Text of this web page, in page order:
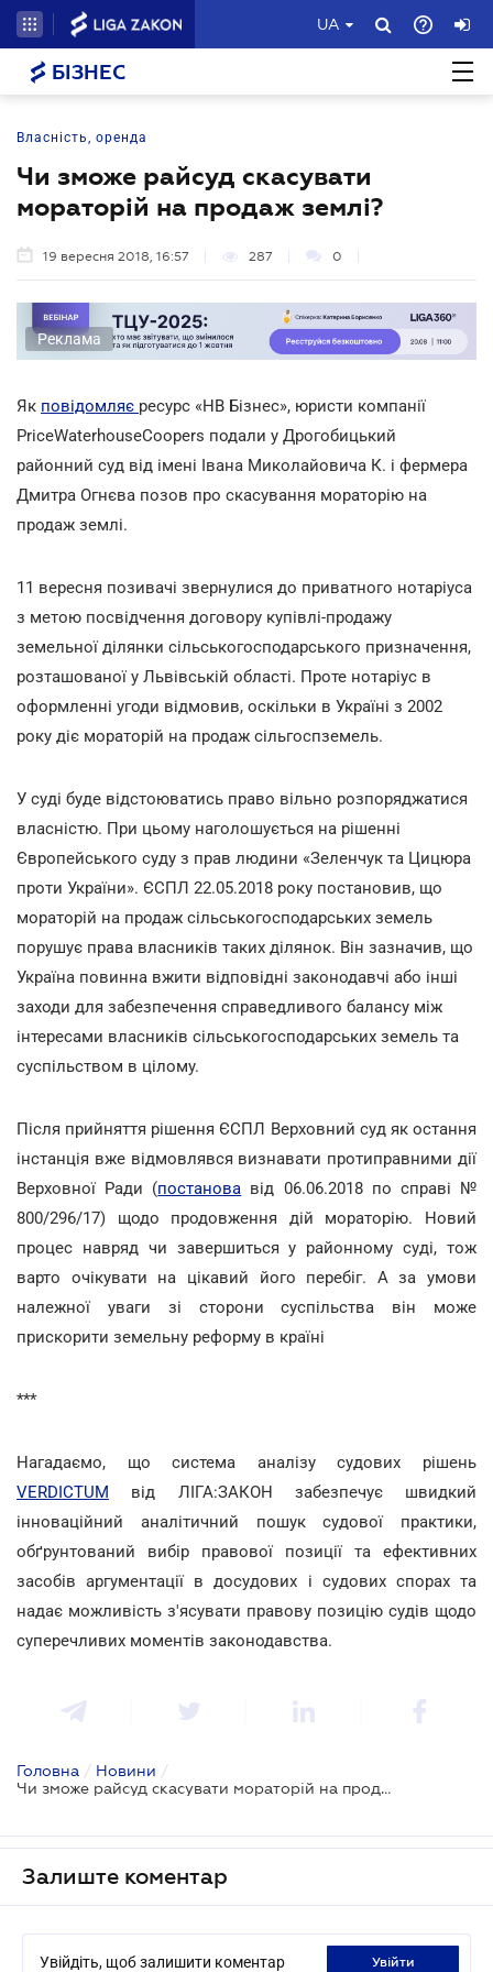
UA
БІЗНЕС
Власність, оренда
Чи зможе райсуд скасувати
мораторій на продаж землі?
19 вересня 2018, 16:57 287 0
Реклама
Як повідомляє ресурс «НВ Бізнес», юристи компанії
PriceWaterhouseCoopers подали у Дрогобицький
районний суд від імені Івана Миколайовича К. і фермера
Дмитра Огнєва позов про скасування мораторію на
продаж землі.
11 вересня позивачі звернулися до приватного нотаріуса
з метою посвідчення договору купівлі-продажу
земельної ділянки сільськогосподарського призначення,
розташованої у Львівській області. Проте нотаріус в
оформленні угоди відмовив, оскільки в Україні з 2002
року діє мораторій на продаж сільгоспземель.
У суді буде відстоюватись право вільно розпоряджатися
власністю. При цьому наголошується на рішенні
Європейського суду з прав людини «Зеленчук та Цицюра
проти України». ЄСПЛ 22.05.2018 року постановив, що
мораторій на продаж сільськогосподарських земель
порушує права власників таких ділянок. Він зазначив, що
Україна повинна вжити відповідні законодавчі або інші
заходи для забезпечення справедливого балансу між
інтересами власників сільськогосподарських земель та
суспільством в цілому.
Після прийняття рішення ЄСПЛ Верховний суд як остання
інстанція вже відмовлявся визнавати протиправними дії
Верховної Ради (постанова від 06.06.2018 по справі №
800/296/17) щодо продовження дій мораторію. Новий
процес навряд чи завершиться у районному суді, тож
варто очікувати на цікавий його перебіг. А за умови
належної уваги зі сторони суспільства він може
прискорити земельну реформу в країні
***
Нагадаємо, що система аналізу судових рішень
VERDICTUM від ЛІГА:ЗАКОН забезпечує швидкий
інноваційний аналітичний пошук судової практики,
обґрунтований вибір правової позиції та ефективних
засобів аргументації в досудових і судових спорах та
надає можливість з'ясувати правову позицію судів щодо
суперечливих моментів законодавства.
Головна / Новини /
Чи зможе райсуд скасувати мораторій на продаж землі?
Залиште коментар
Увійдіть, щоб залишити коментар увійти